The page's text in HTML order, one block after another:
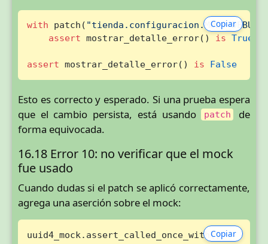
Copiar
with patch( "tienda.configuracion.MODO_DEBUG"
assert mostrar_detalle_error() is True
assert mostrar_detalle_error() is False
Esto es correcto y esperado. Si una prueba espera
que el cambio persista, está usando patch
de
forma equivocada.
16.18 Error 10: no verificar que el mock
fue usado
Cuando dudas si el patch se aplicó correctamente,
agrega una aserción sobre el mock:
Copiar
uuid4_mock.assert_called_once_with()